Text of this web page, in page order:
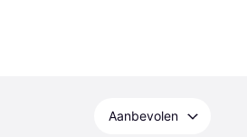
Aanbevolen